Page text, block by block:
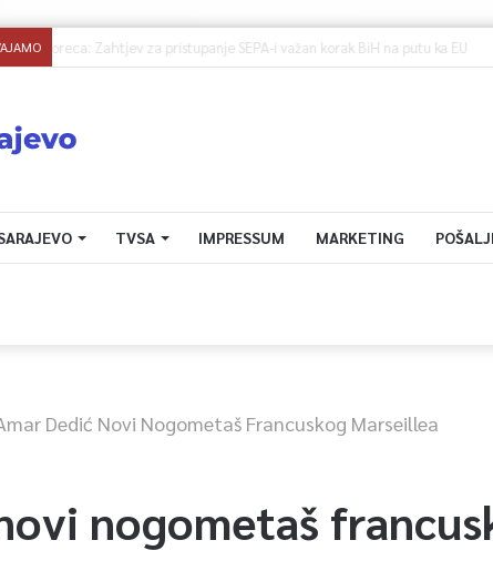
Soreca: Zahtjev za pristupanje SEPA-i važan korak BiH na putu ka EU
TVSA IMPRESSUM MARKETING
Dedić Novi Nogometaš Francuskog Marseillea
nogometaš